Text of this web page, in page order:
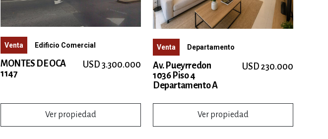
Venta Edificio Comercial
MONTES DE OCA
1147
USD 3.300.000
Ver propiedad
Venta Departamento
Av. Pueyrredon
1036 Piso 4
Departamento A
USD 230.000
Ver propiedad